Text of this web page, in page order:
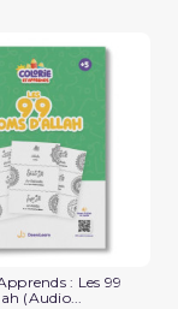
: Les 99
(Audio...